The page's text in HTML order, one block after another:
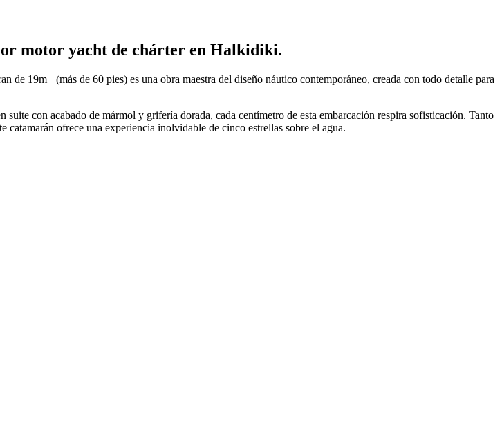
motor yacht de chárter en Halkidiki.
19m+ (más de 60 pies) es una obra maestra del diseño náutico contemporáneo, creada con todo detalle para
con acabado de mármol y grifería dorada, cada centímetro de esta embarcación respira sofisticación. Tanto
ofrece una experiencia inolvidable de cinco estrellas sobre el agua.